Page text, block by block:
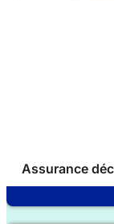
Assurance